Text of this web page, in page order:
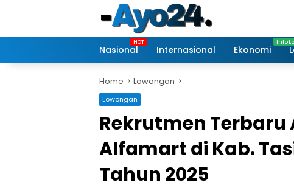
Nasional Internasional Ekonomi
Home Lowongan
Lowongan
Rekrutmen
Alfamart di Kab.
Tahun 2025